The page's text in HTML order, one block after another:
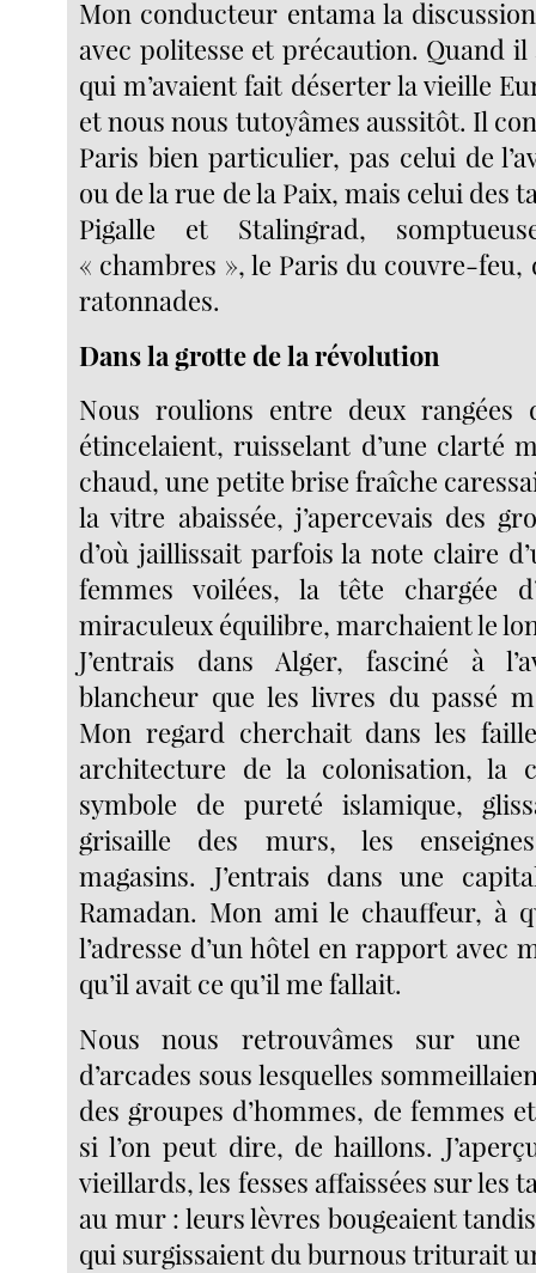
Mon conducteur entama la
avec politesse et précaution. Quand
qui m’avaient fait déserter la vieille
et nous nous tutoyâmes aussitôt. Il
Paris bien particulier, pas celui de
ou de la rue de la Paix, mais celui des
Pigalle et Stalingrad,
« chambres », le Paris du couvre-feu,
ratonnades.
Dans la grotte de la révolution
Nous roulions entre deux rangées
étincelaient, ruisselant d’une clarté
chaud, une petite brise fraîche
la vitre abaissée, j’apercevais des
d’où jaillissait parfois la note claire
femmes voilées, la tête chargée
miraculeux équilibre, marchaient le
J’entrais dans Alger, fasciné à
blancheur que les livres du passé
Mon regard cherchait dans les
architecture de la colonisation, la
symbole de pureté islamique,
grisaille des murs, les
magasins. J’entrais dans une
Ramadan. Mon ami le chauffeur, à
l’adresse d’un hôtel en rapport avec
qu’il avait ce qu’il me fallait.
Nous nous retrouvâmes sur une
d’arcades sous lesquelles
des groupes d’hommes, de femmes
si l’on peut dire, de haillons.
vieillards, les fesses affaissées sur les
au mur : leurs lèvres bougeaient
qui surgissaient du burnous triturait